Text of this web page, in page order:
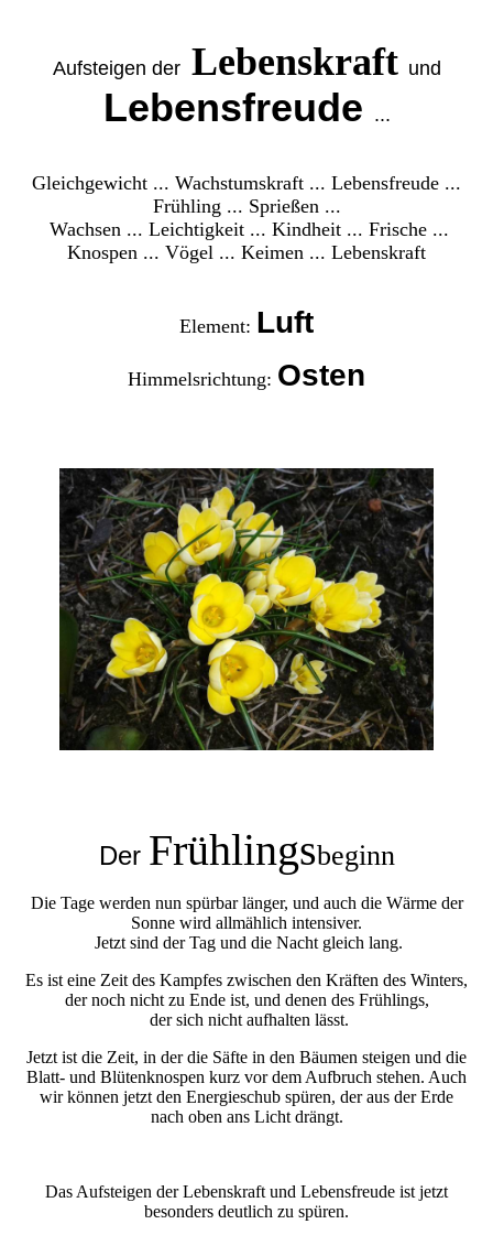
Aufsteigen der Lebenskraft und
Lebensfreude ...
Gleichgewicht ... Wachstumskraft ... Lebensfreude ...
Frühling ... Sprießen ...
Wachsen ... Leichtigkeit ... Kindheit ... Frische ...
Knospen ... Vögel ... Keimen ... Lebenskraft
Element: Luft
Himmelsrichtung: Osten
Der Frühlingsbeginn
Die Tage werden nun spürbar länger, und auch die Wärme der
Sonne wird allmählich intensiver.
Jetzt sind der Tag und die Nacht gleich lang.
Es ist eine Zeit des Kampfes zwischen den Kräften des Winters,
der noch nicht zu Ende ist, und denen des Frühlings,
der sich nicht aufhalten lässt.
Jetzt ist die Zeit, in der die Säfte in den Bäumen steigen und die
Blatt- und Blütenknospen kurz vor dem Aufbruch stehen. Auch
wir können jetzt den Energieschub spüren, der aus der Erde
nach oben ans Licht drängt.
Das Aufsteigen der Lebenskraft und Lebensfreude ist jetzt
besonders deutlich zu spüren.